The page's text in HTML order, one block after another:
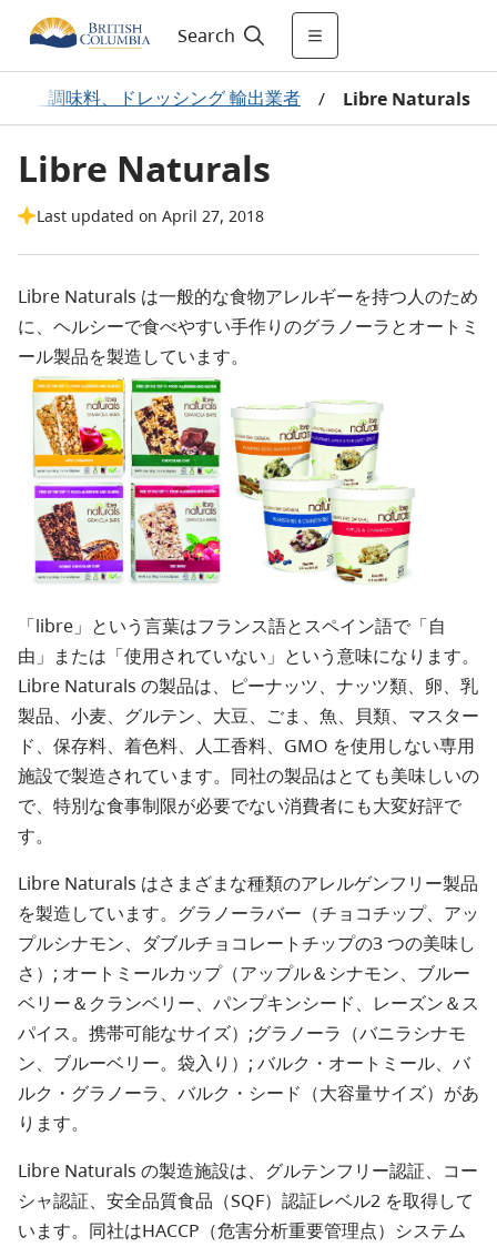
Search
ド、 調味料、ドレッシング 輸出業者 / Libre Naturals
Libre Naturals
Last updated on April 27, 2018
Libre Naturals は一般的な食物アレルギーを持つ人のため
に、ヘルシーで食べやすい手作りのグラノーラとオートミ
ール製品を製造しています。
「libre」という言葉はフランス語とスペイン語で「自
由」または「使用されていない」という意味になります。
Libre Naturals の製品は、ピーナッツ、ナッツ類、卵、乳
製品、小麦、グルテン、大豆、ごま、魚、貝類、マスター
ド、保存料、着色料、人工香料、GMO を使用しない専用
施設で製造されています。同社の製品はとても美味しいの
で、特別な食事制限が必要でない消費者にも大変好評で
す。
Libre Naturals はさまざまな種類のアレルゲンフリー製品
を製造しています。グラノーラバー（チョコチップ、アッ
プルシナモン、ダブルチョコレートチップの3 つの美味し
さ）; オートミールカップ（アップル＆シナモン、ブルー
ベリー＆クランベリー、パンプキンシード、レーズン＆ス
パイス。携帯可能なサイズ）;グラノーラ（バニラシナモ
ン、ブルーベリー。袋入り）; バルク・オートミール、バ
ルク・グラノーラ、バルク・シード（大容量サイズ）があ
ります。
Libre Naturals の製造施設は、グルテンフリー認証、コー
シャ認証、安全品質食品（SQF）認証レベル2 を取得して
います。同社はHACCP（危害分析重要管理点）システム